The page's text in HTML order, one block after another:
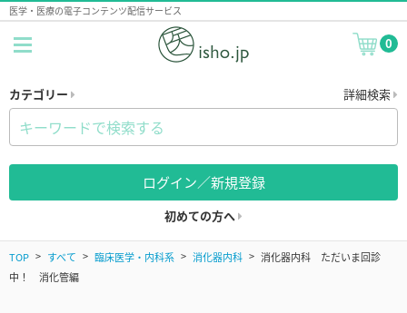
医学・医療の電子コンテンツ配信サービス
0
カテゴリー 詳細検索
ログイン／新規登録
初めての方へ
TOP すべて 臨床医学・内科系 消化器内科
消化器内科 ただいま回診
中！ 消化管編